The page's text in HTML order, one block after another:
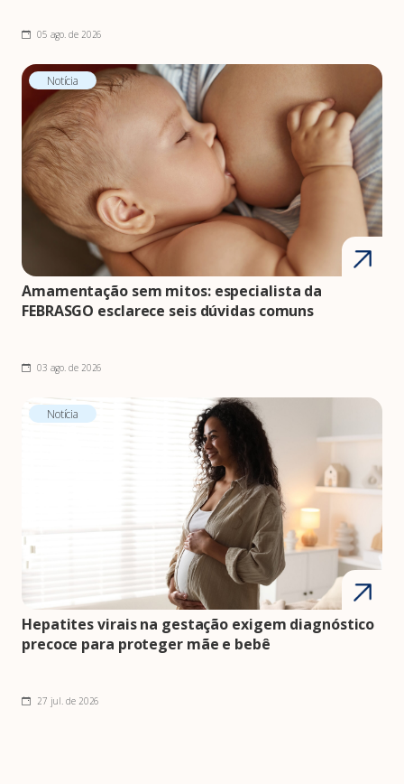
05 ago. de 2026
Notícia
Amamentação sem mitos: especialista da
FEBRASGO esclarece seis dúvidas comuns
03 ago. de 2026
Notícia
Hepatites virais na gestação exigem diagnóstico
precoce para proteger mãe e bebê
27 jul. de 2026